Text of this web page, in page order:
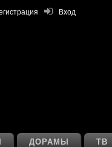
Вход
ТВ
ДОРАМЫ